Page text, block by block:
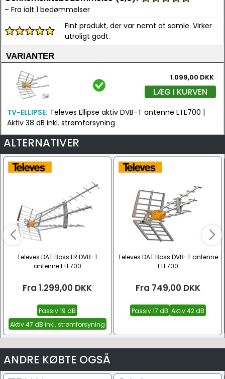
– Fra ialt 1 bedømmelser
Fint produkt, der var nemt at samle. Virker
utroligt godt.
VARIANTER
1.099,00 DKK
LÆG I KURVEN
TV-ELLIPSE: Televes Ellipse aktiv DVB-T antenne LTE700 |
Aktiv 38 dB inkl. strømforsyning
ALTERNATIVER
Televes DAT Boss LR DVB-T
antenne LTE700
Fra 1.299,00 DKK
Passiv 19 dB
Aktiv 47 dB inkl. strømforsyning
Televes DAT Boss DVB-T antenne
LTE700
Fra 749,00 DKK
Passiv 17 dB Aktiv 42 dB
ANDRE KØBTE OGSÅ